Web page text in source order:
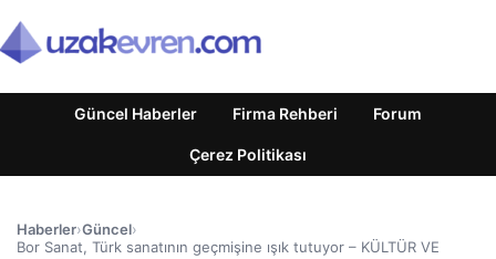
Güncel Haberler Firma Rehberi Forum
Çerez Politikası
Haberler›Güncel›
Bor Sanat, Türk sanatının geçmişine ışık tutuyor – KÜLTÜR VE